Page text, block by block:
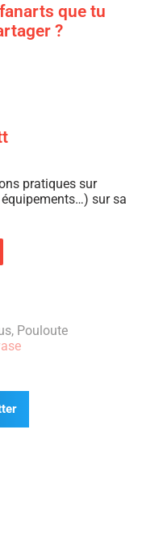
que tu
?
pratiques sur
sur sa
Pouloute